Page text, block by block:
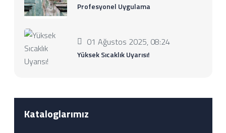
Profesyonel Uygulama
01 Ağustos 2025, 08:24
Yüksek Sıcaklık Uyarısı!
Kataloglarımız